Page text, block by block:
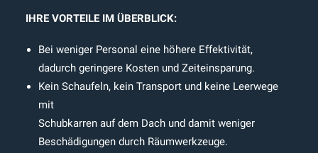
IHRE VORTEILE IM ÜBERBLICK:
Bei weniger Personal eine höhere Effektivität,
dadurch geringere Kosten und Zeiteinsparung.
Kein Schaufeln, kein Transport und keine Leerwege
mit
Schubkarren auf dem Dach und damit weniger
Beschädigungen durch Räumwerkzeuge.